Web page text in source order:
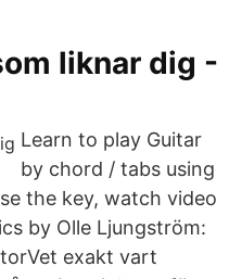
liknar dig -
Learn to play Guitar
by chord / tabs using
the key, watch video
by Olle Ljungström:
exakt vart